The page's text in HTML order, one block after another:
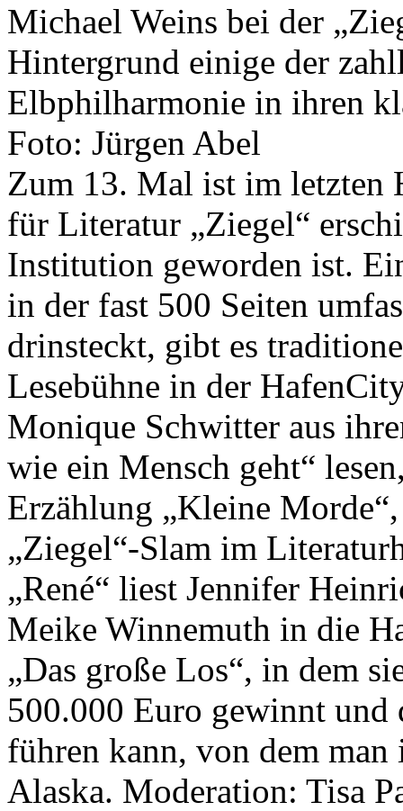
Michael Weins bei der
Hintergrund einige der
Elbphilharmonie in ihren
Foto: Jürgen Abel
Zum 13. Mal ist im letzten
für Literatur „Ziegel“
Institution geworden ist.
in der fast 500 Seiten
drinsteckt, gibt es
Lesebühne in der
Monique Schwitter aus
wie ein Mensch geht“
Erzählung „Kleine
„Ziegel“-Slam im
„René“ liest Jennifer
Meike Winnemuth in die
„Das große Los“, in dem
500.000 Euro gewinnt und
führen kann, von dem
Alaska. Moderation: Tisa